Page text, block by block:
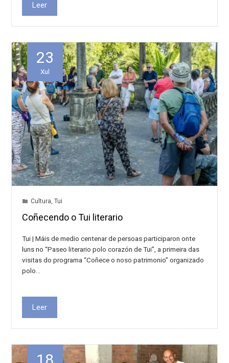
Leer
23
Xul
Cultura,Tui
Coñecendo o Tui literario
Tui | Máis de medio centenar de persoas participaron onte
luns no “Paseo literario polo corazón de Tui”, a primeira das
visitas do programa “Coñece o noso patrimonio” organizado
polo…
Leer